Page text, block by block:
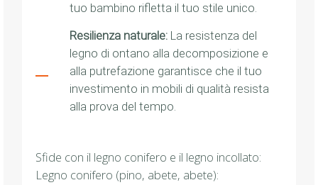
tuo bambino rifletta il tuo stile unico.
Resilienza naturale:La resistenza del
legno di ontano alla decomposizione e
alla putrefazione garantisce che il tuo
investimento in mobili di qualità resista
alla prova del tempo.
Sfide con il legno conifero e il legno incollato:
Legno conifero (pino, abete, abete):